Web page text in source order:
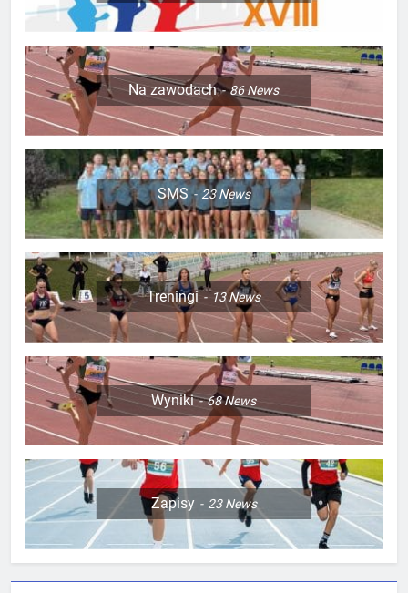
Na zawodach 86News
SMS 23News
Treningi 13News
Wyniki 68News
Zapisy 23News